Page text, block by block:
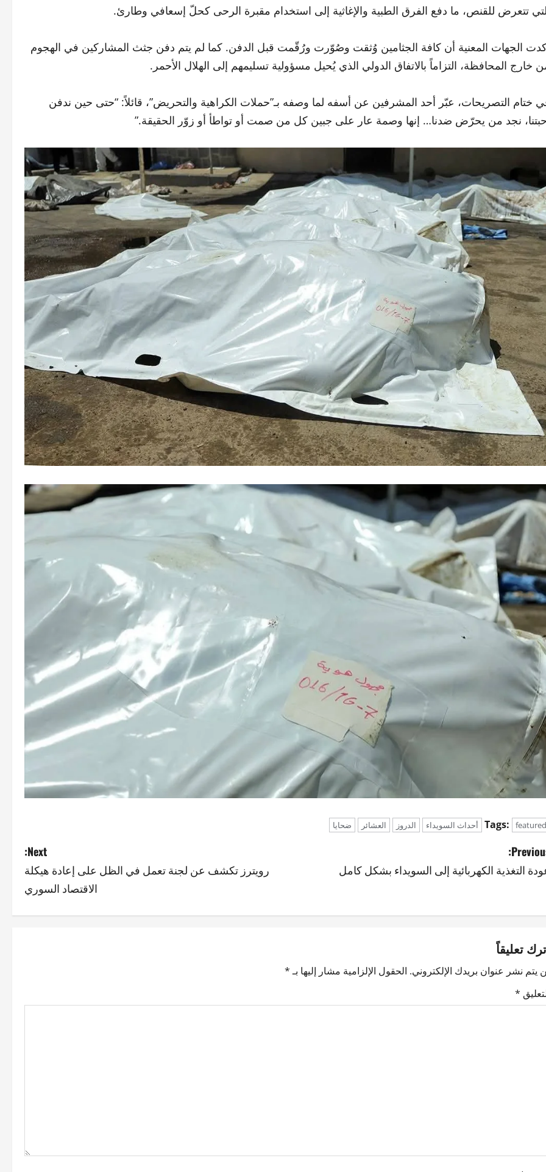
تتعرض للقنص، ما دفع الفرق الطبية والإغاثية إلى استخدام مقبرة الرحى كحلّ إسعافي وطارئ.
الجهات المعنية أن كافة الجثامين وُثقت وصُوّرت ورُقّمت قبل الدفن. كما لم يتم دفن جثث المشاركين في الهجوم
خارج المحافظة، التزاماً بالاتفاق الدولي الذي يُحيل مسؤولية تسليمهم إلى الهلال الأحمر.
ختام التصريحات، عبّر أحد المشرفين عن أسفه لما وصفه بـ”حملات الكراهية والتحريض”، قائلاً: “حتى حين ندفن
نجد من يحرّض ضدنا… إنها وصمة عار على جبين كل من صمت أو تواطأ أو زوّر الحقيقة.”
Tags: featured أحداث السويداء الدروز العشائر ضحايا
التغذية الكهربائية إلى السويداء بشكل كامل
Next:
رويترز تكشف عن لجنة تعمل في الظل على إعادة هيكلة
الاقتصاد السوري
تعليقاً
يتم نشر عنوان بريدك الإلكتروني. الحقول الإلزامية مشار إليها بـ*
*